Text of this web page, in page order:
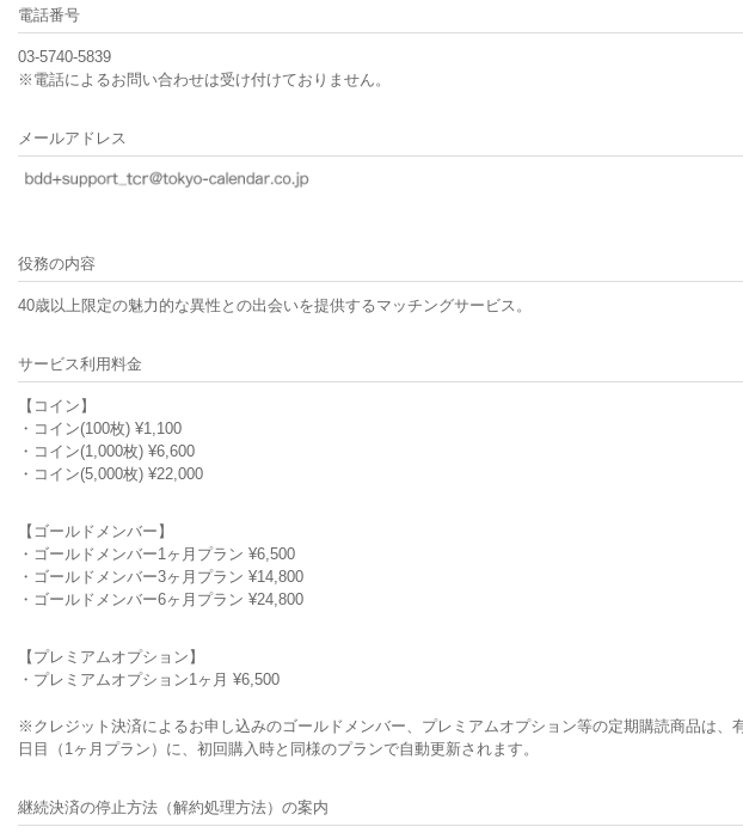
電話番号
03-5740-5839
※電話によるお問い合わせは受け付けておりません。
メールアドレス
役務の内容
40歳以上限定の魅力的な異性との出会いを提供するマッチングサービス。
サービス利用料金
【コイン】
・コイン(100枚) ¥1,100
・コイン(1,000枚) ¥6,600
・コイン(5,000枚) ¥22,000
【ゴールドメンバー】
・ゴールドメンバー1ヶ月プラン ¥6,500
・ゴールドメンバー3ヶ月プラン ¥14,800
・ゴールドメンバー6ヶ月プラン ¥24,800
【プレミアムオプション】
・プレミアムオプション1ヶ月 ¥6,500
※クレジット決済によるお申し込みのゴールドメンバー、プレミアムオプション等の定期購読商品は
日目（1ヶ月プラン）に、初回購入時と同様のプランで自動更新されます。
継続決済の停止方法（解約処理方法）の案内